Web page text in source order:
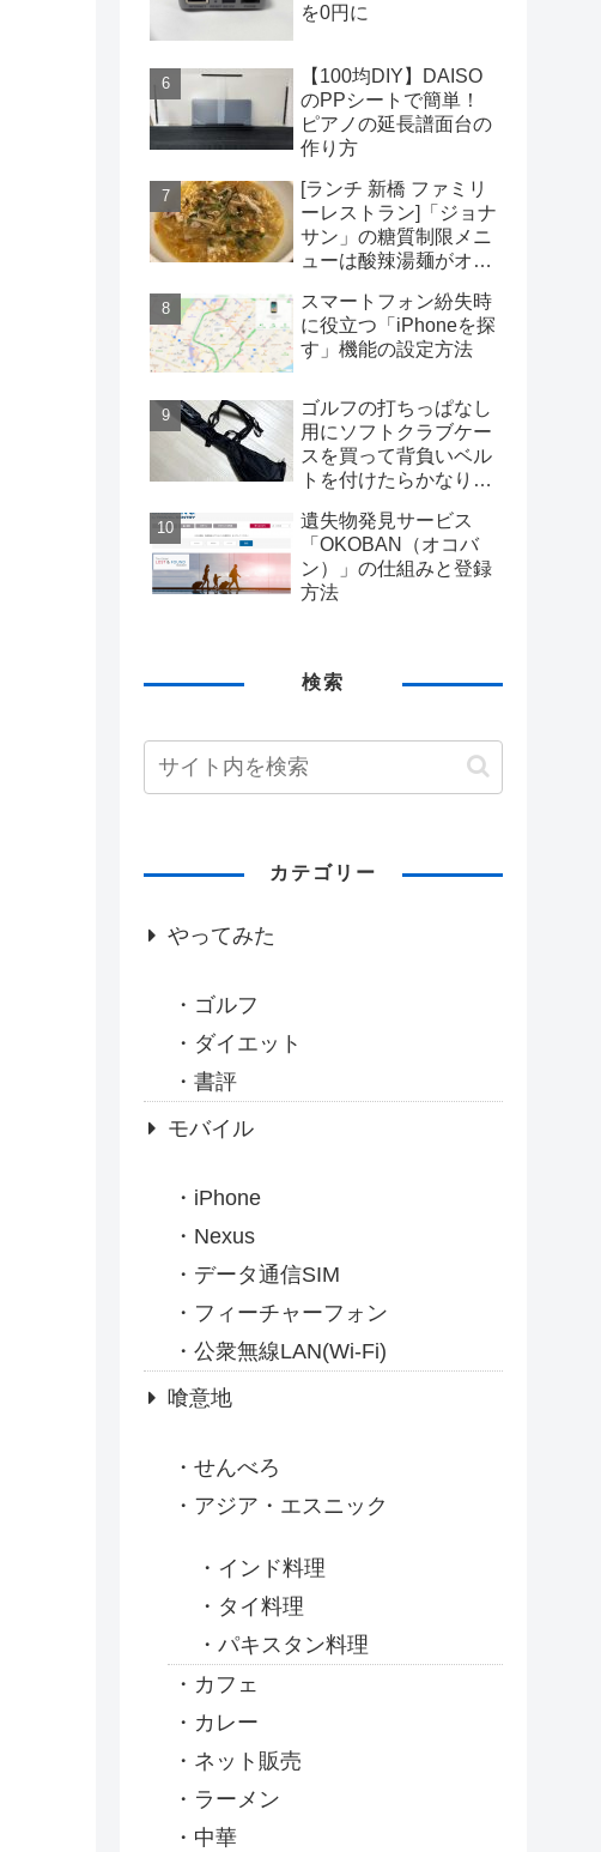
を0円に
【100均DIY】DAISO
のPPシートで簡単！
ピアノの延長譜面台の
作り方
[ランチ 新橋 ファミリ
ーレストラン]「ジョナ
サン」の糖質制限メニ
ューは酸辣湯麺がオス
スマートフォン紛失時
に役立つ「iPhoneを探
す」機能の設定方法
ゴルフの打ちっぱなし
用にソフトクラブケー
スを買って背負いベル
トを付けたらかなり快
遺失物発見サービス
「OKOBAN（オコバ
ン）」の仕組みと登録
方法
検索
カテゴリー
やってみた
ゴルフ
ダイエット
書評
モバイル
iPhone
Nexus
データ通信SIM
フィーチャーフォン
公衆無線LAN(Wi-Fi)
喰意地
せんべろ
アジア・エスニック
インド料理
タイ料理
パキスタン料理
カフェ
カレー
ネット販売
ラーメン
中華